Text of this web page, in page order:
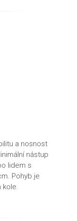
a nosnost
nástup
lidem s
Pohyb je
kole.